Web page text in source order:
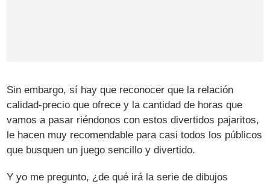
Sin embargo, sí hay que reconocer que la relación
calidad-precio que ofrece y la cantidad de horas que
vamos a pasar riéndonos con estos divertidos pajaritos,
le hacen muy recomendable para casi todos los públicos
que busquen un juego sencillo y divertido.
Y yo me pregunto, ¿de qué irá la serie de dibujos